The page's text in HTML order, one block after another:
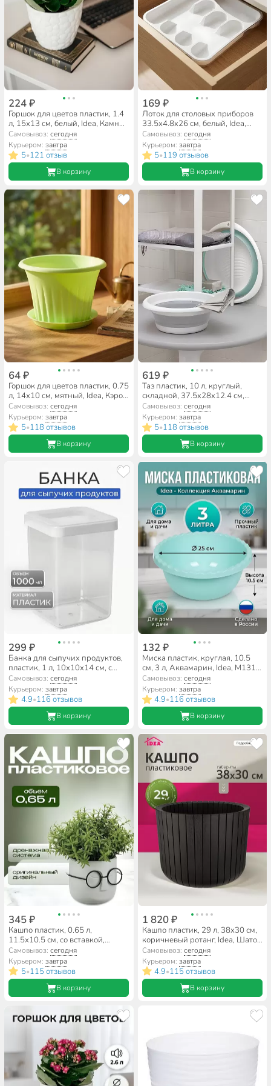
224 ₽
Горшок для цветов пластик, 1.4
л, 15х13 см, белый, Idea, Камни,
М 3172
Самовывоз:сегодня
Курьером:завтра
5•121 отзыв
В корзину
169 ₽
Лоток для столовых приборов
33.5x4.8x26 см, белый, Idea,
М1140
Самовывоз: сегодня
Курьером: завтра
5•119 отзывов
В корзину
64 ₽
Горшок для цветов пластик, 0.75
л, 14х10 см, мятный, Idea, Кэрол,
М 3154
Самовывоз:сегодня
Курьером:завтра
5•118 отзывов
В корзину
619 ₽
Таз пластик, 10 л, круглый,
складной, 37.5х28х12.4 см,
Флекс, смоки, Idea, М 2502
Самовывоз: сегодня
Курьером: завтра
5•118 отзывов
В корзину
299 ₽
Банка для сыпучих продуктов,
пластик, 1 л, 10х10х14 см, с
крышкой, Idea, Степ, М 1292
Самовывоз:сегодня
Курьером:завтра
4.9•116 отзывов
В корзину
132 ₽
Миска пластик, круглая, 10.5
см, 3 л, Аквамарин, Idea, М1312,
аквамарин
Самовывоз: сегодня
Курьером: завтра
4.9•116 отзывов
В корзину
345 ₽
Кашпо пластик, 0.65 л,
11.5х10.5 см, со вставкой,
белый ротанг, Idea, Стив, М
3079
Самовывоз:сегодня
Курьером:завтра
5•115 отзывов
В корзину
1 820 ₽
Кашпо пластик, 29 л, 38х30 см,
коричневый ротанг, Idea, Шато,
М 3040
Самовывоз: сегодня
Курьером: завтра
4.9•115 отзывов
В корзину